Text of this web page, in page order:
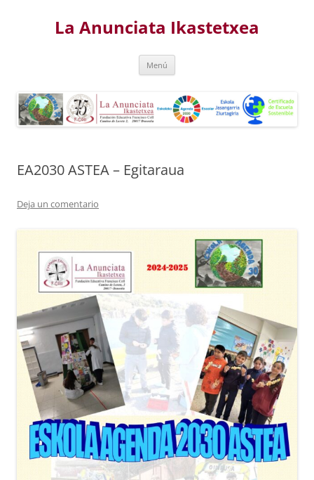
contenidoLa Anunciata Ikastetxea
Menú
EA2030 ASTEA – Egitaraua
Deja un comentario